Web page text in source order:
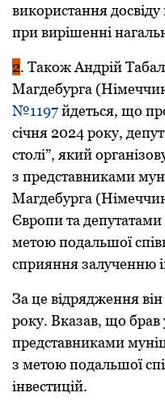
використання досвіду
при вирішенні
2. Також Андрій
Магдебурга
№1197йдеться, що
січня 2024 року,
столі”, який
з представниками
Магдебурга
Європи та депутатами
метою подальшої
сприяння залученню
За це відрядження він
року. Вказав, що брав
представниками
з метою подальшої
інвестицій.